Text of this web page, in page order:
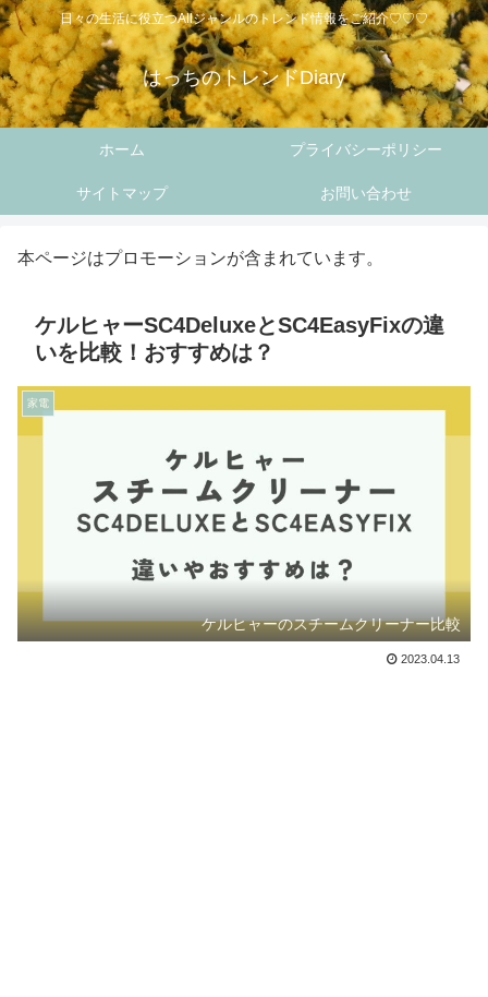
日々の生活に役立つAllジャンルのトレンド情報をご紹介♡♡♡
はっちのトレンドDiary
ホーム プライバシーポリシー
サイトマップ お問い合わせ
本ページはプロモーションが含まれています。
ケルヒャーSC4DeluxeとSC4EasyFixの違
いを比較！おすすめは？
家電
ケルヒャーのスチームクリーナー比較
2023.04.13